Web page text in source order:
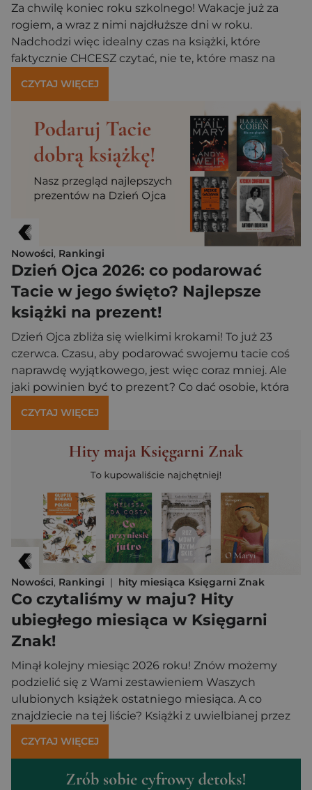
Za chwilę koniec roku szkolnego! Wakacje już za
rogiem, a wraz z nimi najdłuższe dni w roku.
Nadchodzi więc idealny czas na książki, które
faktycznie CHCESZ czytać, nie te, które masz na
kartkówka. Ale co wybrać na te letnie miesiące? Na
pewno coś, co da Ci wiele emocji, wzruszy, pozwoli
pobujać w obłokach, […]
CZYTAJ WIĘCEJ
Nowości, Rankingi
Dzień Ojca 2026: co podarować
Tacie w jego święto? Najlepsze
książki na prezent!
Dzień Ojca zbliża się wielkimi krokami! To już 23
czerwca. Czasu, aby podarować swojemu tacie coś
naprawdę wyjątkowego, jest więc coraz mniej. Ale
jaki powinien być to prezent? Co dać osobie, która
wiadomość jest taka, że istnieje uniwersalny
oczywiście o książce – ale […]
CZYTAJ WIĘCEJ
Nowości, Rankingi | hity miesiąca Księgarni Znak
Co czytaliśmy w maju? Hity
ubiegłego miesiąca w Księgarni
Znak!
Minął kolejny miesiąc 2026 roku! Znów możemy
podzielić się z Wami zestawieniem Waszych
ulubionych książek ostatniego miesiąca. A co
znajdziecie na tej liście? Książki z uwielbianej przez
dawka historii XX wieku, a także nieoczywiści
rzece. Jeśli chcesz wiedzieć więcej na temat tych
CZYTAJ WIĘCEJ